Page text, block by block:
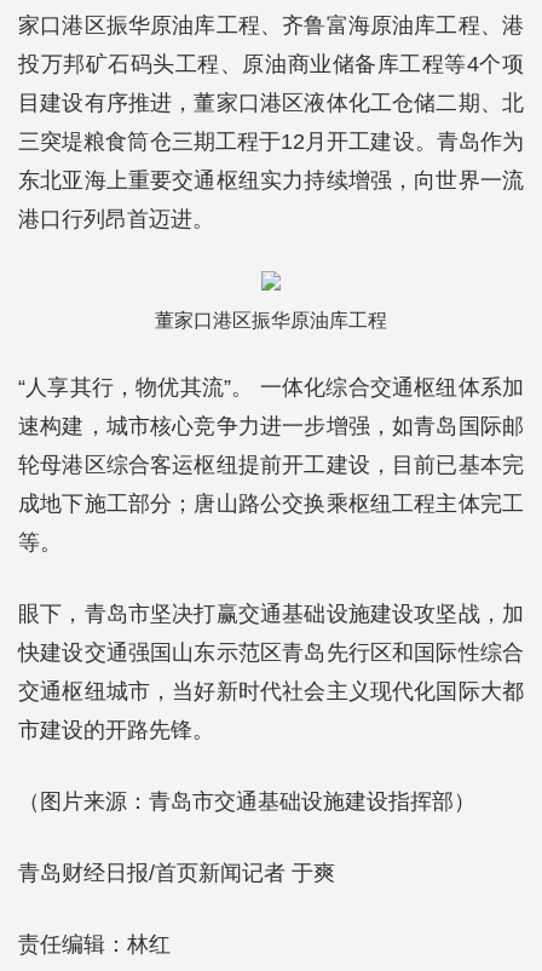
家口港区振华原油库工程、齐鲁富海原油库工程、港
投万邦矿石码头工程、原油商业储备库工程等4个项
目建设有序推进，董家口港区液体化工仓储二期、北
三突堤粮食筒仓三期工程于12月开工建设。青岛作为
东北亚海上重要交通枢纽实力持续增强，向世界一流
港口行列昂首迈进。
董家口港区振华原油库工程
“人享其行，物优其流”。 一体化综合交通枢纽体系加
速构建，城市核心竞争力进一步增强，如青岛国际邮
轮母港区综合客运枢纽提前开工建设，目前已基本完
成地下施工部分；唐山路公交换乘枢纽工程主体完工
等。
眼下，青岛市坚决打赢交通基础设施建设攻坚战，加
快建设交通强国山东示范区青岛先行区和国际性综合
交通枢纽城市，当好新时代社会主义现代化国际大都
市建设的开路先锋。
（图片来源：青岛市交通基础设施建设指挥部）
青岛财经日报/首页新闻记者 于爽
责任编辑：林红